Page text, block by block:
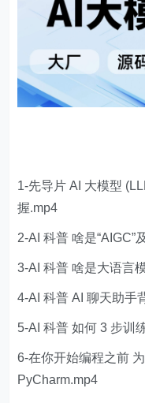
1-先导片 AI 大模型
握.mp4
2-AI 科普 啥是“AIGC”
3-AI 科普 啥是大语言
4-AI 科普 AI 聊天助手
5-AI 科普 如何 3 步训
6-在你开始编程之前
PyCharm.mp4